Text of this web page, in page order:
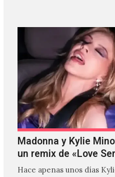
Madonna y Kylie
un remix de «Love
Hace apenas unos días